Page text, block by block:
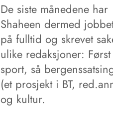
De siste månedene har
Shaheen dermed
på fulltid og skrevet
ulike redaksjoner: Først
sport, så
(et prosjekt i BT,
og kultur.